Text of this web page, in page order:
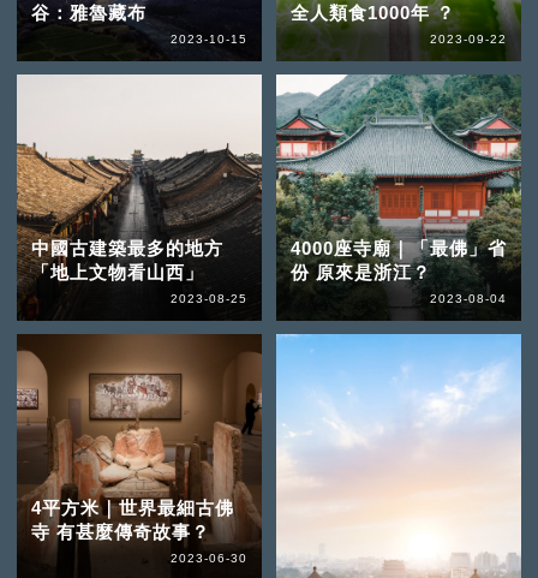
谷：雅魯藏布
2023-10-15
全人類食1000年 ？
2023-09-22
中國古建築最多的地方
「地上文物看山西」
2023-08-25
4000座寺廟｜「最佛」省
份 原來是浙江？
2023-08-04
4平方米｜世界最細古佛
寺 有甚麼傳奇故事？
2023-06-30